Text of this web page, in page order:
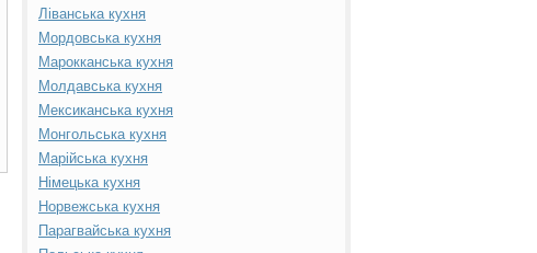
Ліванська кухня
Мордовська кухня
Марокканська кухня
Молдавська кухня
Мексиканська кухня
Монгольська кухня
Марійська кухня
Німецька кухня
Норвежська кухня
Парагвайська кухня